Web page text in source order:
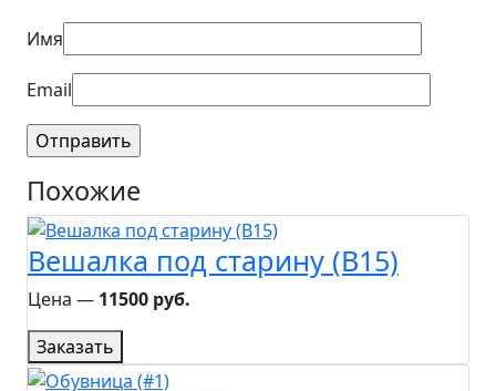
Имя
Email
Похожие
Вешалка под старину (B15)
Цена ― 11500 руб.
Заказать